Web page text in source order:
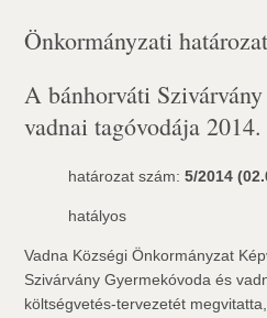
Önkormányzati
A bánhorváti
vadnai tagóvodája
határozat szám:5/2014
hatályos
Vadna Községi Önkormányzat
Szivárvány Gyermekóvoda és
költségvetés-tervezetét